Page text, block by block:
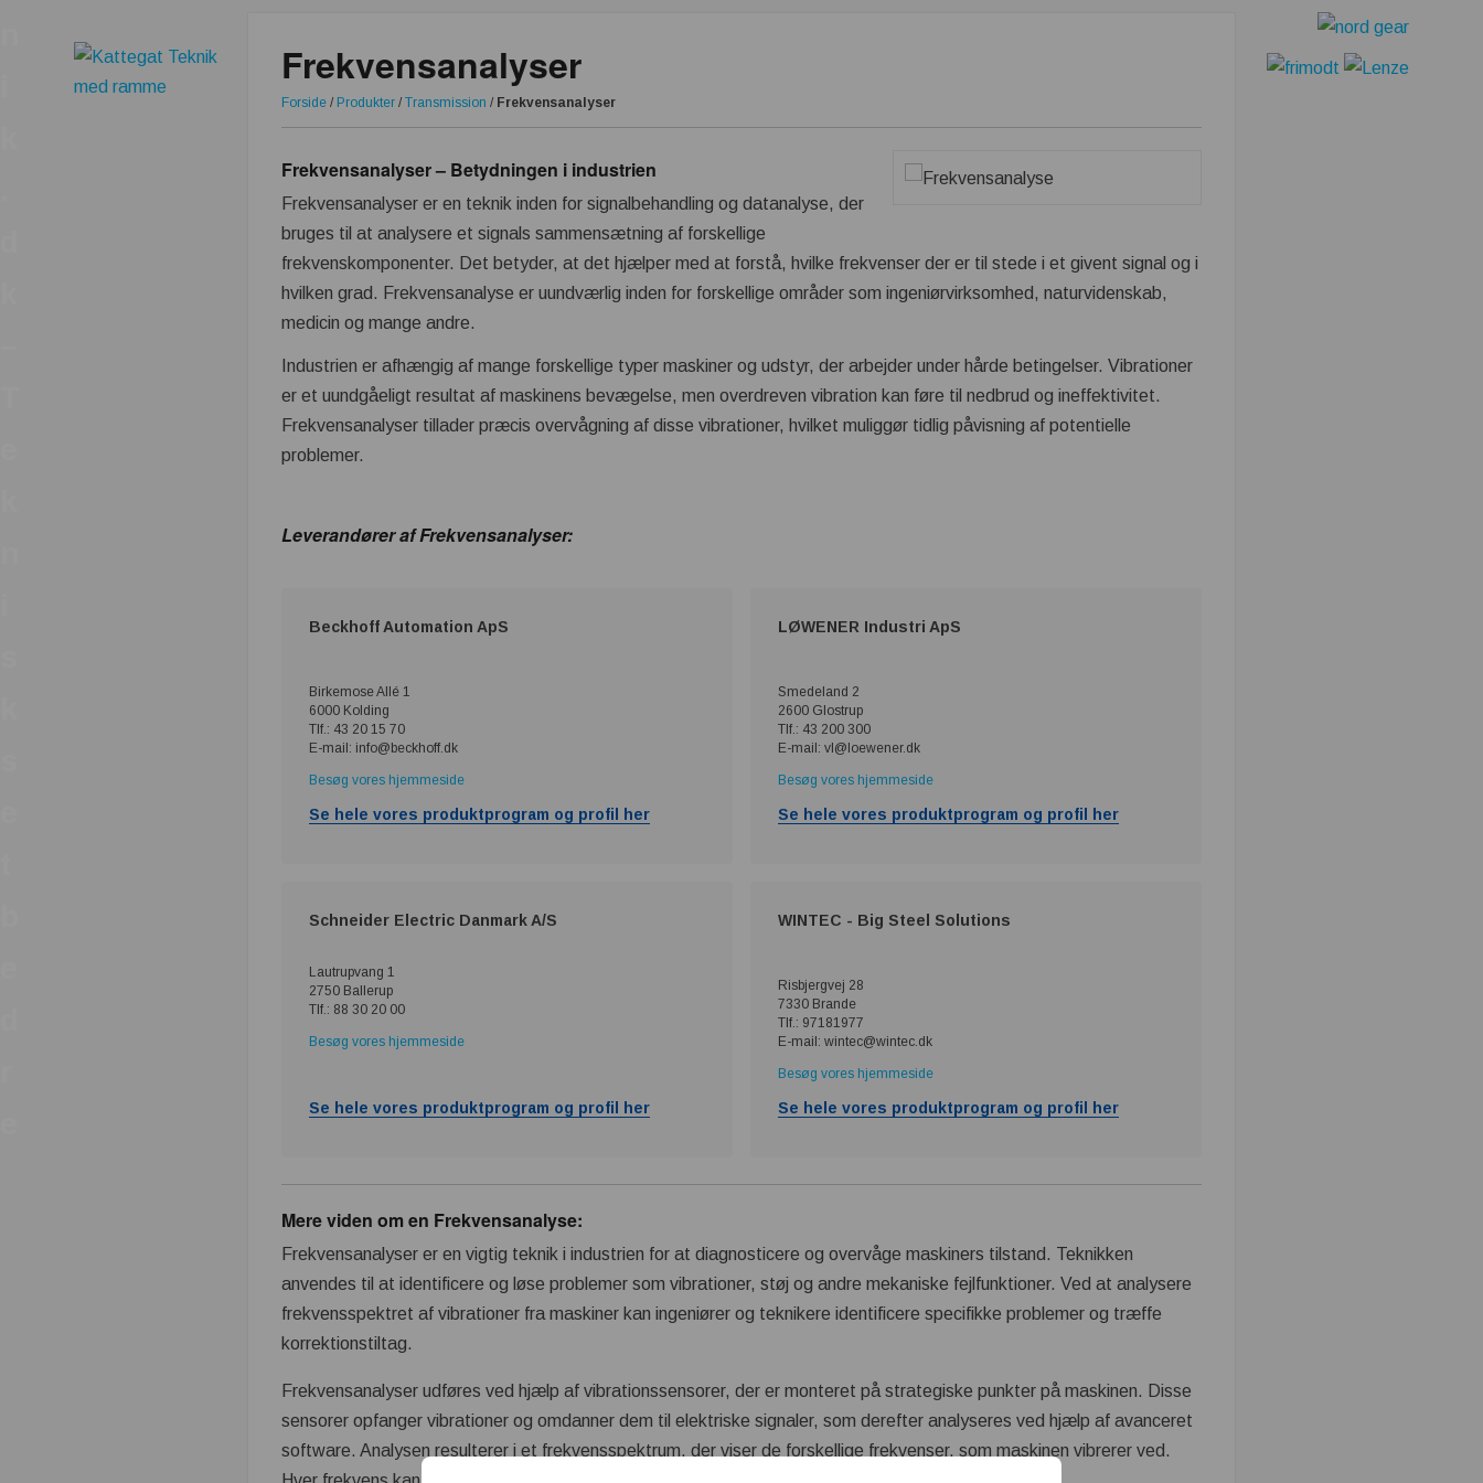
Frekvensanalyser
Forside / Produkter /Transmission / Frekvensanalyser
Frekvensanalyser – Betydningen i industrien
Frekvensanalyser er en teknik inden for signalbehandling og datanalyse, der
bruges til at analysere et signals sammensætning af forskellige
frekvenskomponenter. Det betyder, at det hjælper med at forstå, hvilke frekvenser der er til stede i et givent signal og i
hvilken grad. Frekvensanalyse er uundværlig inden for forskellige områder som ingeniørvirksomhed, naturvidenskab,
medicin og mange andre.
Industrien er afhængig af mange forskellige typer maskiner og udstyr, der arbejder under hårde betingelser. Vibrationer
er et uundgåeligt resultat af maskinens bevægelse, men overdreven vibration kan føre til nedbrud og ineffektivitet.
Frekvensanalyser tillader præcis overvågning af disse vibrationer, hvilket muliggør tidlig påvisning af potentielle
problemer.
Leverandører af Frekvensanalyser:
Beckhoff Automation ApS
Birkemose Allé 1
6000 Kolding
Tlf.: 43 20 15 70
E-mail: info@beckhoff.dk
Besøg vores hjemmeside
Se hele vores produktprogram og profil her
LØWENER Industri ApS
Smedeland 2
2600 Glostrup
Tlf.: 43 200 300
E-mail: vl@loewener.dk
Besøg vores hjemmeside
Se hele vores produktprogram og profil her
Schneider Electric Danmark A/S
Lautrupvang 1
2750 Ballerup
Tlf.: 88 30 20 00
Besøg vores hjemmeside
Se hele vores produktprogram og profil her
WINTEC - Big Steel Solutions
Risbjergvej 28
7330 Brande
Tlf.: 97181977
E-mail: wintec@wintec.dk
Besøg vores hjemmeside
Se hele vores produktprogram og profil her
Mere viden om en Frekvensanalyse:
Frekvensanalyser er en vigtig teknik i industrien for at diagnosticere og overvåge maskiners tilstand. Teknikken
anvendes til at identificere og løse problemer som vibrationer, støj og andre mekaniske fejlfunktioner. Ved at analysere
frekvensspektret af vibrationer fra maskiner kan ingeniører og teknikere identificere specifikke problemer og træffe
korrektionstiltag.
Frekvensanalyser udføres ved hjælp af vibrationssensorer, der er monteret på strategiske punkter på maskinen. Disse
sensorer opfanger vibrationer og omdanner dem til elektriske signaler, som derefter analyseres ved hjælp af avanceret
software. Analysen resulterer i et frekvensspektrum, der viser de forskellige frekvenser, som maskinen vibrerer ved.